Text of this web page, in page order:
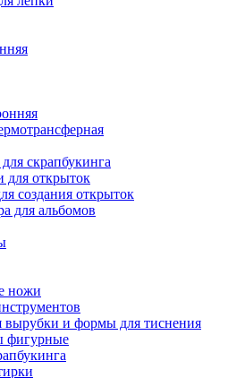
скрапбукинга
для открыток
создания открыток
для альбомов
ножи
и формы для тиснения